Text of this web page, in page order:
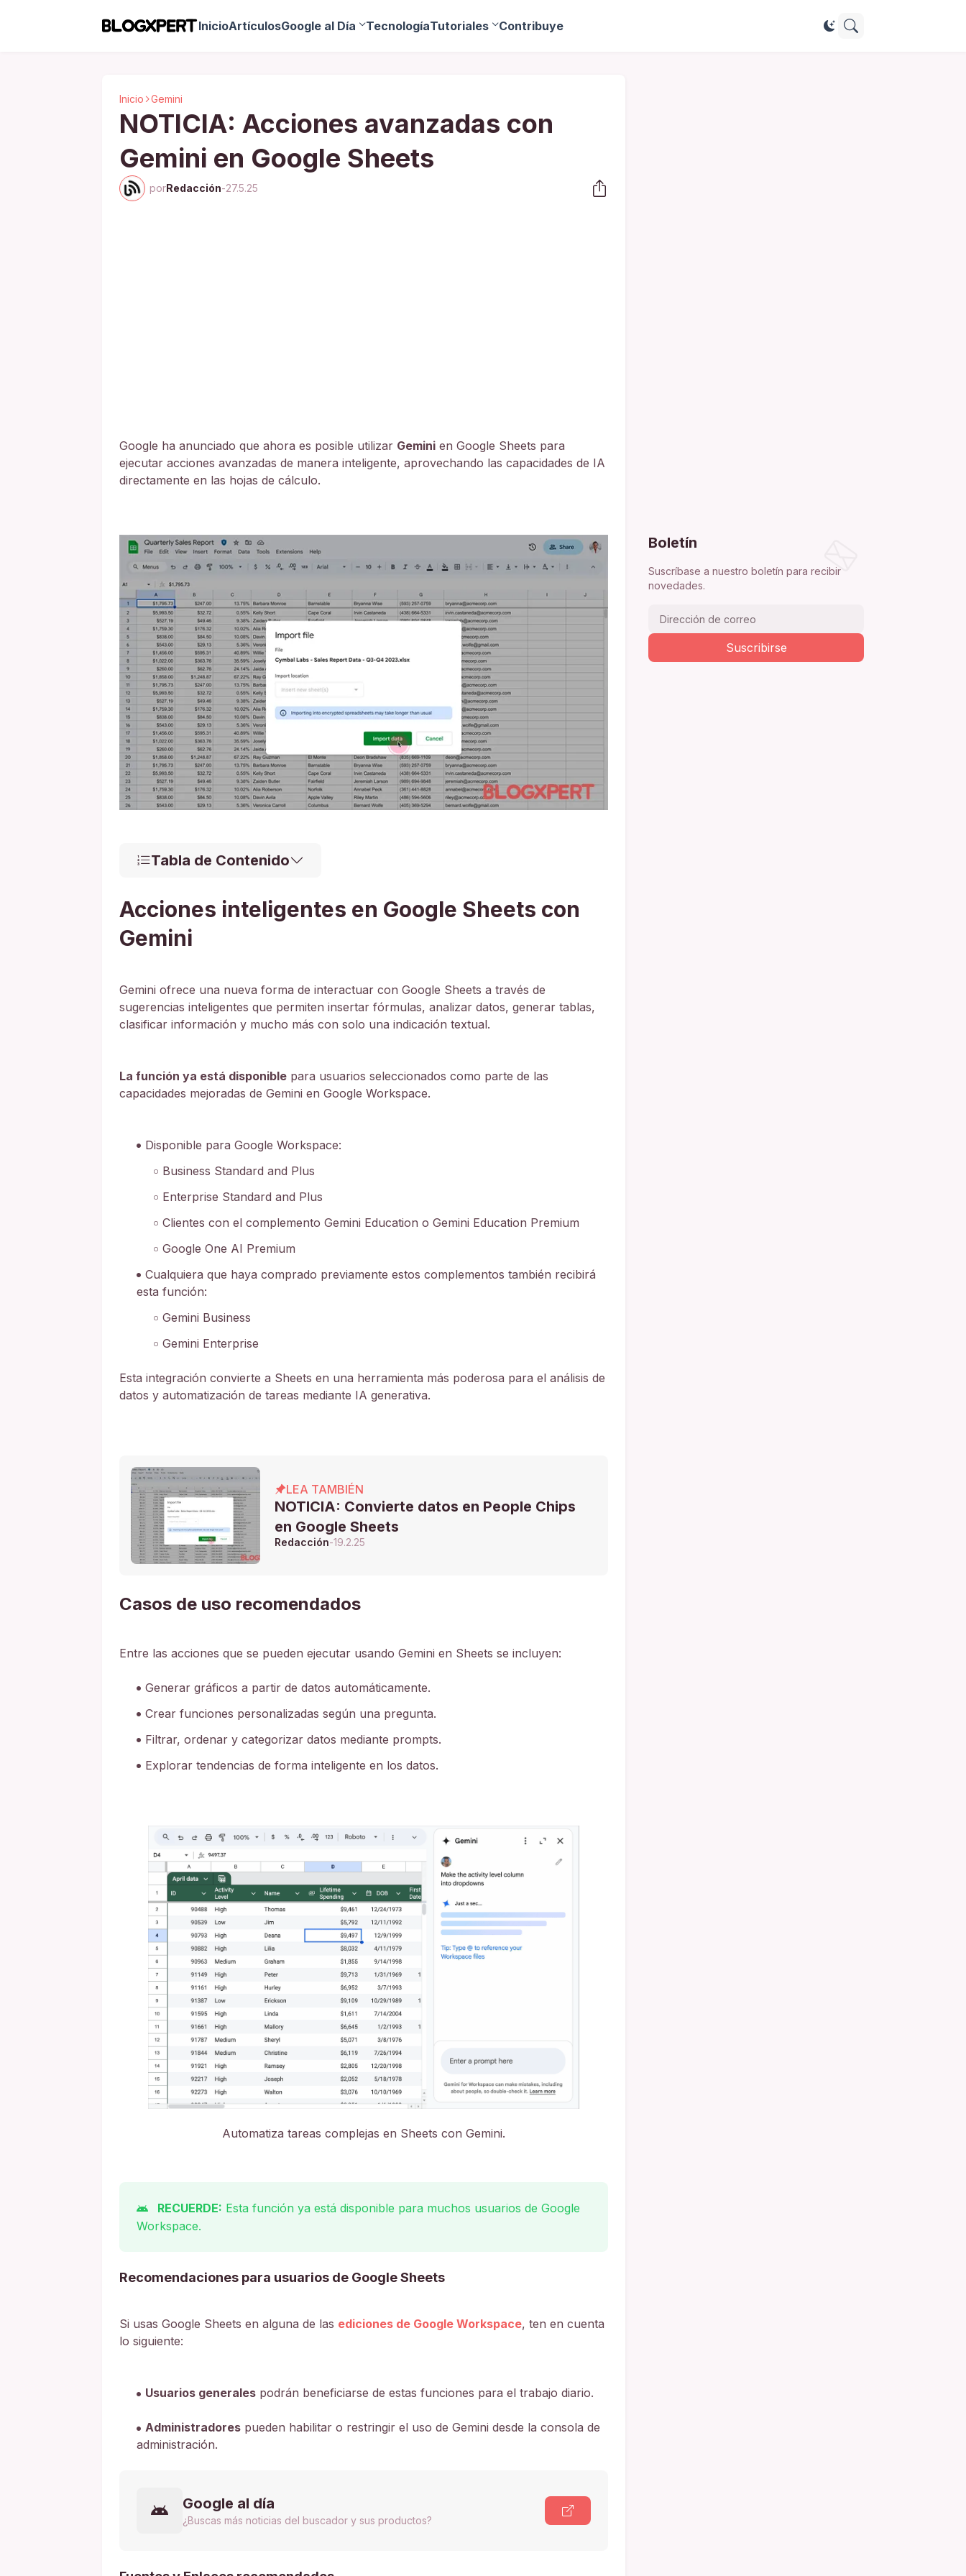
InicioArtículosGoogle al Día TecnologíaTutoriales Contribuye
Inicio Gemini
NOTICIA: Acciones avanzadas con
Gemini en Google Sheets
porRedacción-27.5.25
Google ha anunciado que ahora es posible utilizar Gemini en Google Sheets para
ejecutar acciones avanzadas de manera inteligente, aprovechando las capacidades de IA
directamente en las hojas de cálculo.
Tabla de Contenido
Acciones inteligentes en Google Sheets con
Gemini
Gemini ofrece una nueva forma de interactuar con Google Sheets a través de
sugerencias inteligentes que permiten insertar fórmulas, analizar datos, generar tablas,
clasificar información y mucho más con solo una indicación textual.
La función ya está disponible para usuarios seleccionados como parte de las
capacidades mejoradas de Gemini en Google Workspace.
Disponible para Google Workspace:
Business Standard and Plus
Enterprise Standard and Plus
Clientes con el complemento Gemini Education o Gemini Education Premium
Google One AI Premium
Cualquiera que haya comprado previamente estos complementos también recibirá
esta función:
Gemini Business
Gemini Enterprise
Esta integración convierte a Sheets en una herramienta más poderosa para el análisis de
datos y automatización de tareas mediante IA generativa.
LEA TAMBIÉN
NOTICIA: Convierte datos en People Chips
en Google Sheets
Redacción-19.2.25
Casos de uso recomendados
Entre las acciones que se pueden ejecutar usando Gemini en Sheets se incluyen:
Generar gráficos a partir de datos automáticamente.
Crear funciones personalizadas según una pregunta.
Filtrar, ordenar y categorizar datos mediante prompts.
Explorar tendencias de forma inteligente en los datos.
Automatiza tareas complejas en Sheets con Gemini.
RECUERDE: Esta función ya está disponible para muchos usuarios de Google
Workspace.
Recomendaciones para usuarios de Google Sheets
Si usas Google Sheets en alguna de las ediciones de Google Workspace, ten en cuenta
lo siguiente:
Usuarios generales podrán beneficiarse de estas funciones para el trabajo diario.
Administradores pueden habilitar o restringir el uso de Gemini desde la consola de
administración.
Google al día
¿Buscas más noticias del buscador y sus productos?
Boletín
Suscríbase a nuestro boletín para recibir
novedades.